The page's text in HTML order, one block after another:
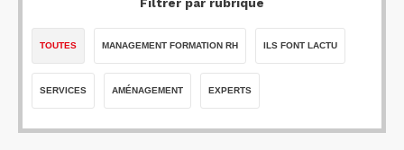
TOUTES MANAGEMENT FORMATION RH ILS FONT LACTU
SERVICES AMÉNAGEMENT EXPERTS